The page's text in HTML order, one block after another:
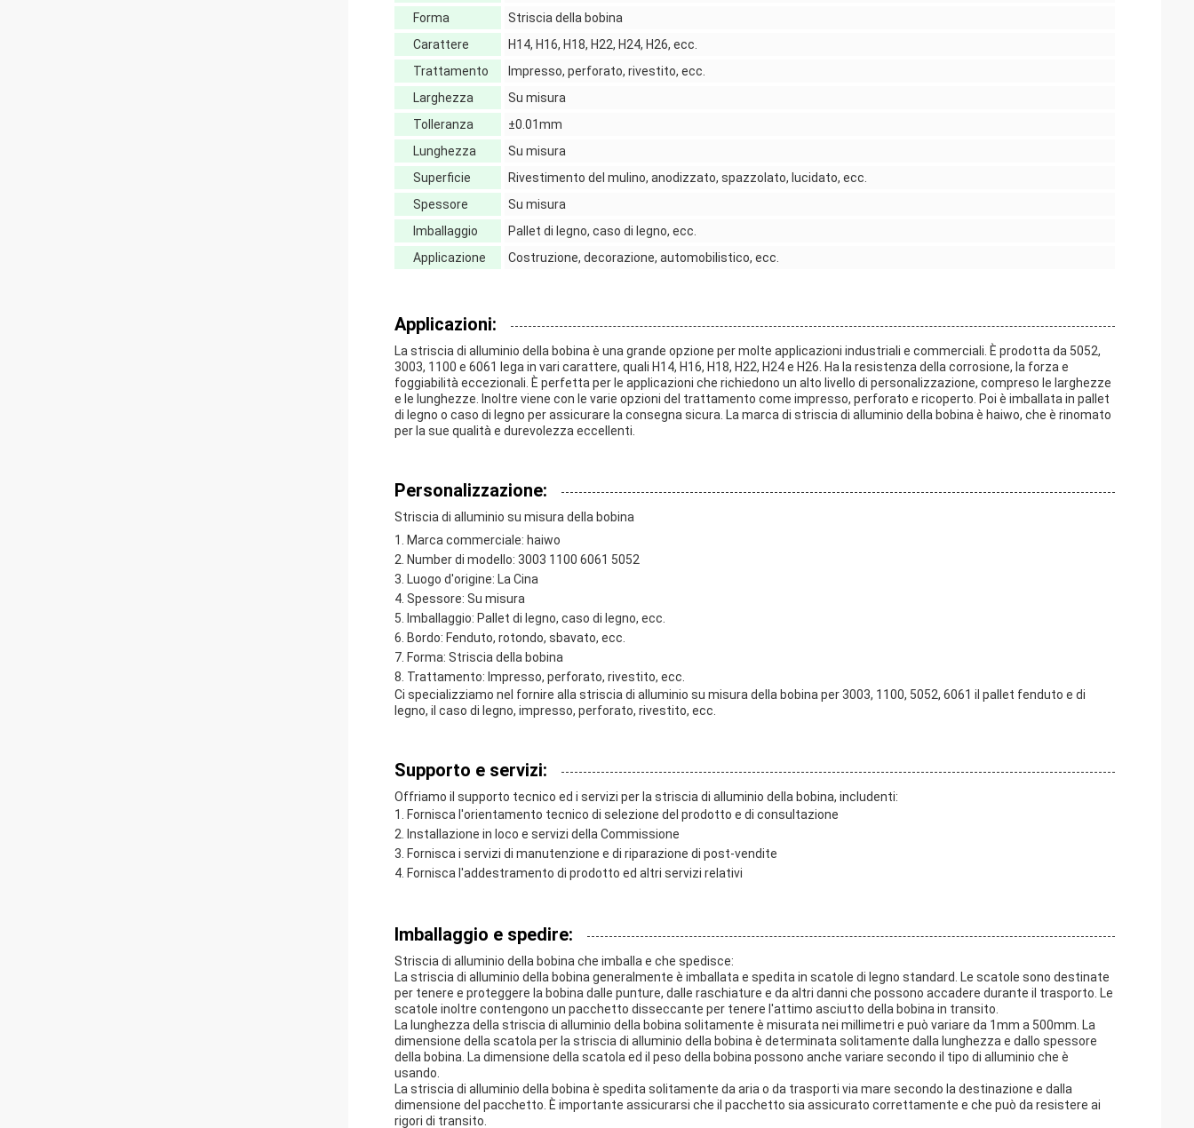
Forma
Striscia della bobina
Carattere
H14, H16, H18, H22, H24, H26, ecc.
Trattamento
Impresso, perforato, rivestito, ecc.
Larghezza
Su misura
Tolleranza
±0.01mm
Lunghezza
Su misura
Superficie
Rivestimento del mulino, anodizzato, spazzolato, lucidato, ecc.
Spessore
Su misura
Imballaggio
Pallet di legno, caso di legno, ecc.
Applicazione
Costruzione, decorazione, automobilistico, ecc.
Applicazioni:
La striscia di alluminio della bobina è una grande opzione per molte applicazioni industriali e commerciali. È prodotta da 5052,
3003, 1100 e 6061 lega in vari carattere, quali H14, H16, H18, H22, H24 e H26. Ha la resistenza della corrosione, la forza e
foggiabilità eccezionali. È perfetta per le applicazioni che richiedono un alto livello di personalizzazione, compreso le larghezze
e le lunghezze. Inoltre viene con le varie opzioni del trattamento come impresso, perforato e ricoperto. Poi è imballata in pallet
di legno o caso di legno per assicurare la consegna sicura. La marca di striscia di alluminio della bobina è haiwo, che è rinomato
per la sue qualità e durevolezza eccellenti.
Personalizzazione:
Striscia di alluminio su misura della bobina
Marca commerciale: haiwo
Number di modello: 3003 1100 6061 5052
Luogo d'origine: La Cina
Spessore: Su misura
Imballaggio: Pallet di legno, caso di legno, ecc.
Bordo: Fenduto, rotondo, sbavato, ecc.
Forma: Striscia della bobina
Trattamento: Impresso, perforato, rivestito, ecc.
Ci specializziamo nel fornire alla striscia di alluminio su misura della bobina per 3003, 1100, 5052, 6061 il pallet fenduto e di
legno, il caso di legno, impresso, perforato, rivestito, ecc.
Supporto e servizi:
Offriamo il supporto tecnico ed i servizi per la striscia di alluminio della bobina, includenti:
Fornisca l'orientamento tecnico di selezione del prodotto e di consultazione
Installazione in loco e servizi della Commissione
Fornisca i servizi di manutenzione e di riparazione di post-vendite
Fornisca l'addestramento di prodotto ed altri servizi relativi
Imballaggio e spedire:
Striscia di alluminio della bobina che imballa e che spedisce:
La striscia di alluminio della bobina generalmente è imballata e spedita in scatole di legno standard. Le scatole sono destinate
per tenere e proteggere la bobina dalle punture, dalle raschiature e da altri danni che possono accadere durante il trasporto. Le
scatole inoltre contengono un pacchetto disseccante per tenere l'attimo asciutto della bobina in transito.
La lunghezza della striscia di alluminio della bobina solitamente è misurata nei millimetri e può variare da 1mm a 500mm. La
dimensione della scatola per la striscia di alluminio della bobina è determinata solitamente dalla lunghezza e dallo spessore
della bobina. La dimensione della scatola ed il peso della bobina possono anche variare secondo il tipo di alluminio che è
usando.
La striscia di alluminio della bobina è spedita solitamente da aria o da trasporti via mare secondo la destinazione e dalla
dimensione del pacchetto. È importante assicurarsi che il pacchetto sia assicurato correttamente e che può da resistere ai
rigori di transito.